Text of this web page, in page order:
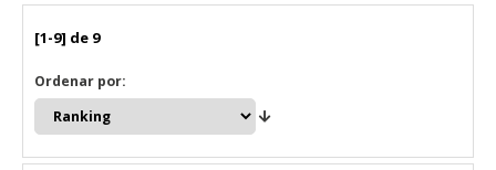
[1-9] de 9
Ordenar por: